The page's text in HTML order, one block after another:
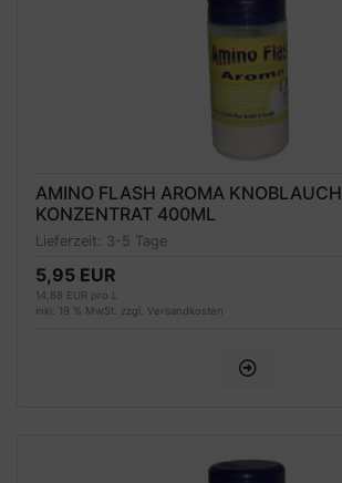
AMINO FLASH AROMA KNOBLAUCH
KONZENTRAT 400ML
Lieferzeit: 3-5 Tage
5,95 EUR
14,88 EUR pro L
inkl. 19 % MwSt. zzgl. Versandkosten